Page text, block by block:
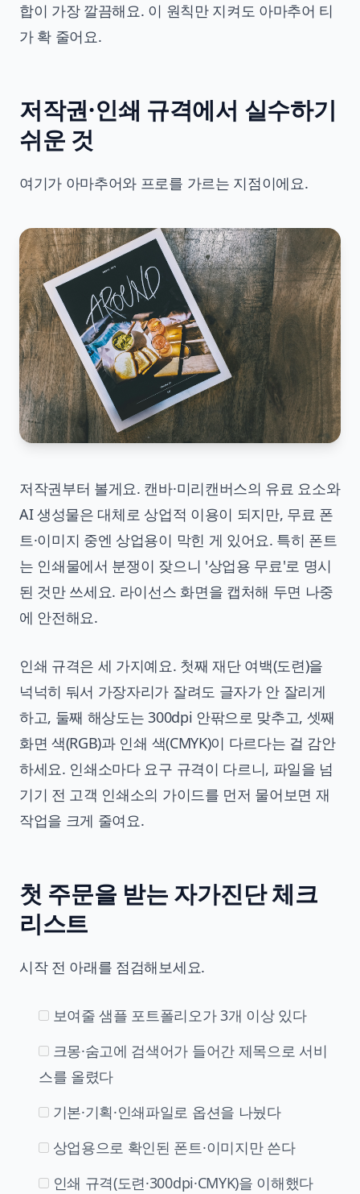
합이 가장 깔끔해요. 이 원칙만 지켜도 아마추어 티
가 확 줄어요.
저작권·인쇄 규격에서 실수하기
쉬운 것
여기가 아마추어와 프로를 가르는 지점이에요.
저작권부터 볼게요. 캔바·미리캔버스의 유료 요소와
AI 생성물은 대체로 상업적 이용이 되지만, 무료 폰
트·이미지 중엔 상업용이 막힌 게 있어요. 특히 폰트
는 인쇄물에서 분쟁이 잦으니 '상업용 무료'로 명시
된 것만 쓰세요. 라이선스 화면을 캡처해 두면 나중
에 안전해요.
인쇄 규격은 세 가지예요. 첫째 재단 여백(도련)을
넉넉히 둬서 가장자리가 잘려도 글자가 안 잘리게
하고, 둘째 해상도는 300dpi 안팎으로 맞추고, 셋째
화면 색(RGB)과 인쇄 색(CMYK)이 다르다는 걸 감안
하세요. 인쇄소마다 요구 규격이 다르니, 파일을 넘
기기 전 고객 인쇄소의 가이드를 먼저 물어보면 재
작업을 크게 줄여요.
첫 주문을 받는 자가진단 체크
리스트
시작 전 아래를 점검해보세요.
보여줄 샘플 포트폴리오가 3개 이상 있다
크몽·숨고에 검색어가 들어간 제목으로 서비
스를 올렸다
기본·기획·인쇄파일로 옵션을 나눴다
상업용으로 확인된 폰트·이미지만 쓴다
인쇄 규격(도련·300dpi·CMYK)을 이해했다